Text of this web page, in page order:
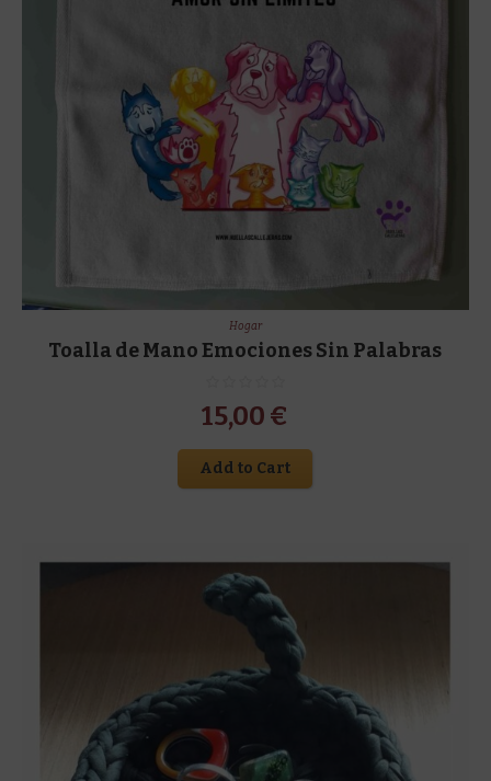
Hogar
Toalla de Mano Emociones Sin Palabras
15,00 €
Add to Cart